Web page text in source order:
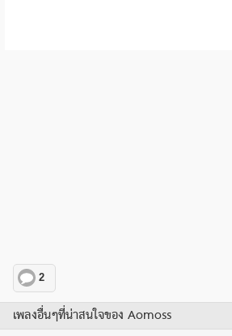
2
เพลงอื่นๆที่น่าสนใจของ Aomoss